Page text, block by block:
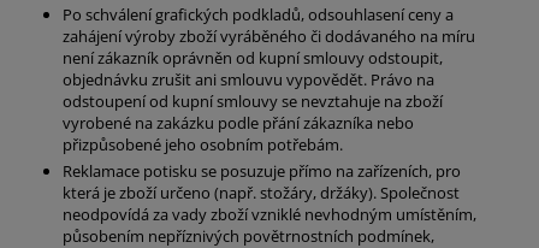
Po schválení grafických podkladů, odsouhlasení ceny a
zahájení výroby zboží vyráběného či dodávaného na míru
není zákazník oprávněn od kupní smlouvy odstoupit,
objednávku zrušit ani smlouvu vypovědět. Právo na
odstoupení od kupní smlouvy se nevztahuje na zboží
vyrobené na zakázku podle přání zákazníka nebo
přizpůsobené jeho osobním potřebám.
Reklamace potisku se posuzuje přímo na zařízeních, pro
která je zboží určeno (např. stožáry, držáky). Společnost
neodpovídá za vady zboží vzniklé nevhodným umístěním,
působením nepříznivých povětrnostních podmínek,